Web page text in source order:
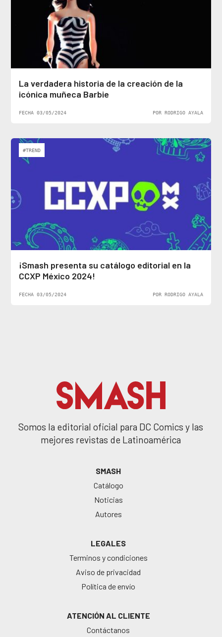
La verdadera historia de la creación de la
icónica muñeca Barbie
FECHA 03/05/2024 POR RODRIGO AYALA
#TREND
¡Smash presenta su catálogo editorial en la
CCXP México 2024!
FECHA 03/05/2024 POR RODRIGO AYALA
Somos la editorial oficial para DC Comics y las
mejores revistas de Latinoamérica
SMASH
Catálogo
Noticias
Autores
LEGALES
Terminos y condiciones
Aviso de privacidad
Política de envío
ATENCIÓN AL CLIENTE
Contáctanos